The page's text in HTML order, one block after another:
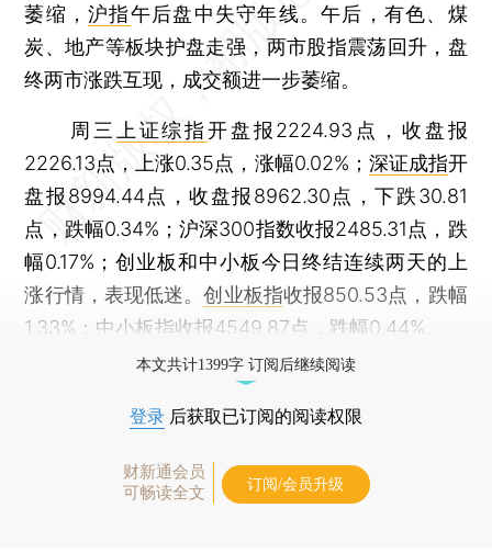
萎缩，沪指午后盘中失守年线。午后，有色、煤
炭、地产等板块护盘走强，两市股指震荡回升，盘
终两市涨跌互现，成交额进一步萎缩。
周三 上证综指开盘报2224.93点，收盘报
2226.13点，上涨0.35点，涨幅0.02%； 深证成指开
盘报8994.44点，收盘报8962.30点，下跌30.81
点，跌幅0.34%；沪深300指数收报2485.31点，跌
幅0.17%；创业板和中小板今日终结连续两天的上
涨行情，表现低迷。创业板指收报850.53点，跌幅
1.33%； 中小板指收报4549.87点，跌幅0.44%。
本文共计1399字 订阅后继续阅读
登录 后获取已订阅的阅读权限
财新通会员
可畅读全文
订阅/会员升级